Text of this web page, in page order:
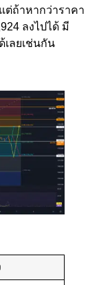
ต่ถ้าหากว่าราคา
ลงไปได้ มี
เลยเช่นกัน